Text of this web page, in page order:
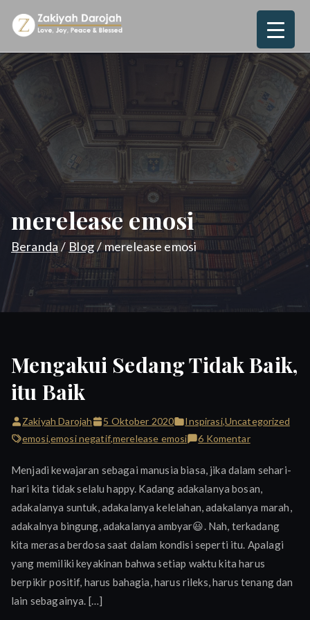
Zakiyah
Darojah
merelease emosi
Beranda Blog merelease emosi
Mengakui Sedang Tidak Baik,
itu Baik
Zakiyah Darojah 5 Oktober 2020 Inspirasi,Uncategorized
emosi,emosi negatif,merelease emosi 6 Komentarpada
Sedang
Tidak
Baik,
itu
Baik
Menjadi kewajaran sebagai manusia biasa, jika dalam sehari-
hari kita tidak selalu happy. Kadang adakalanya bosan,
adakalanya suntuk, adakalanya kelelahan, adakalanya marah,
adakalnya bingung, adakalanya ambyar😃. Nah, terkadang
kita merasa berdosa saat dalam kondisi seperti itu. Apalagi
yang memiliki keyakinan bahwa setiap waktu kita harus
berpikir positif, harus bahagia, harus rileks, harus tenang dan
lain sebagainya. […]